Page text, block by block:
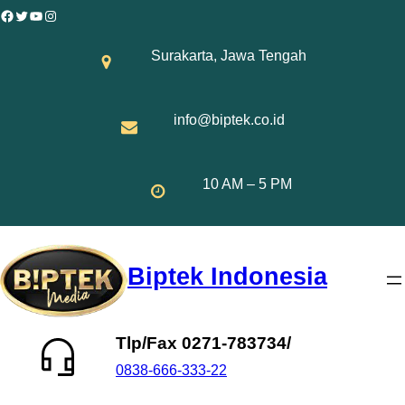
Skip
Facebook
Twitter
YouTube
Instagram
Surakarta, Jawa Tengah
info@biptek.co.id
10 AM – 5 PM
Biptek Indonesia
Tlp/Fax 0271-783734/
0838-666-333-22